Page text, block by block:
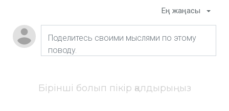
Ең жаңасы
Бірінші болып пікір қалдырыңыз